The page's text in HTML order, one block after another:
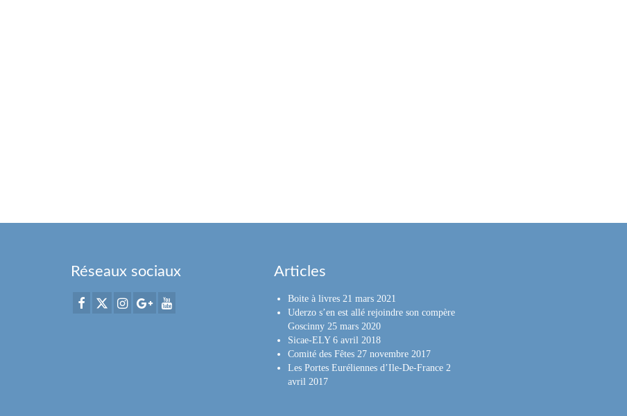
Réseaux sociaux Articles
Boite à livres 21 mars 2021
Uderzo s’en est allé rejoindre son compère
Goscinny 25 mars 2020
Sicae-ELY 6 avril 2018
Comité des Fêtes 27 novembre 2017
Les Portes Euréliennes d’Ile-De-France 2
avril 2017